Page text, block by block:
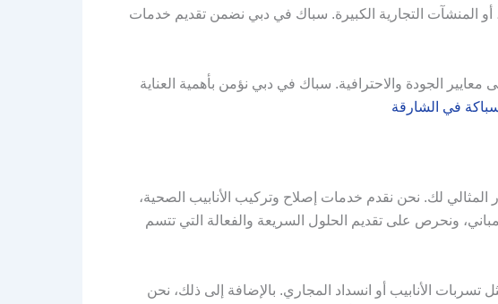
المنشآت التجارية الكبيرة. سباك في دبي نضمن تقديم خدمات
الجودة والاحترافية. سباك في دبي نؤمن بأهمية العناية
في الشارقة
لك. نحن نقدم خدمات إصلاح وتركيب الأنابيب الصحية،
ونحرص على تقديم الحلول السريعة والفعالة التي تتسم
الأنابيب أو انسداد المجاري. بالإضافة إلى ذلك، نحن